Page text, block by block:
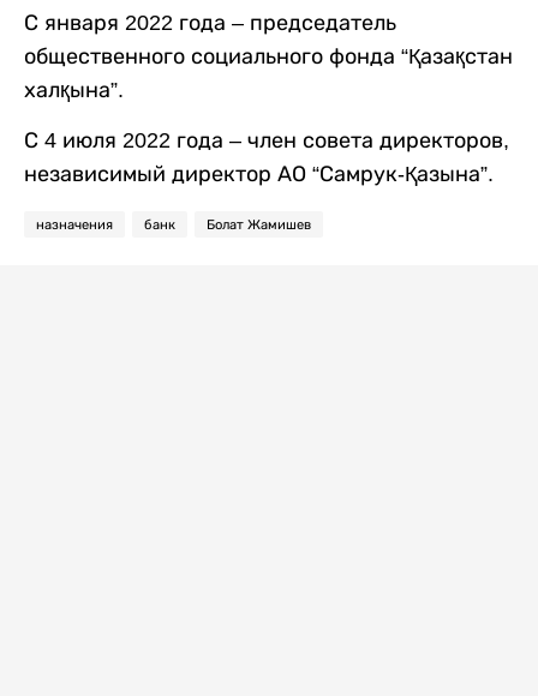
С января 2022 года – председатель
общественного социального фонда “Қазақстан
халқына”.
С 4 июля 2022 года – член совета директоров,
независимый директор АО “Самрук-Қазына”.
назначения банк Болат Жамишев